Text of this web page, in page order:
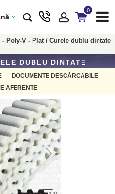
0
- Poly-V - Plat/ Curele dublu dintate
DUBLU DINTATE
DOCUMENTE DESCĂRCABILE
AFERENTE